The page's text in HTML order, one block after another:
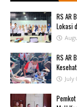
RS AR
Lokasi
RS AR
July